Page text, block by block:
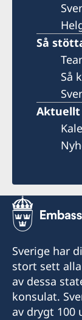
Så
Så
Aktuellt
Sverige har
stort sett
av dessa
konsulat.
av drygt 100